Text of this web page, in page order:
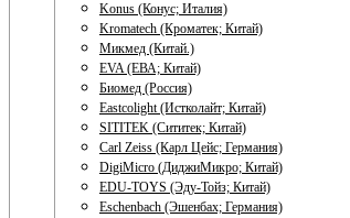
Konus (Конус; Италия)
Kromatech (Кроматек; Китай)
Микмед (Китай.)
EVA (ЕВА; Китай)
Биомед (Россия)
Eastcolight (Истколайт; Китай)
SITITEK (Сититек; Китай)
Carl Zeiss (Карл Цейс; Германия)
DigiMicro (ДиджиМикро; Китай)
EDU-TOYS (Эду-Тойз; Китай)
Eschenbach (Эшенбах; Германия)